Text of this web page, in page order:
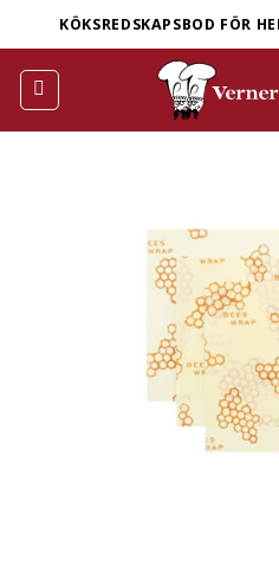
to
content
KÖKSREDSKAPSBOD FÖR